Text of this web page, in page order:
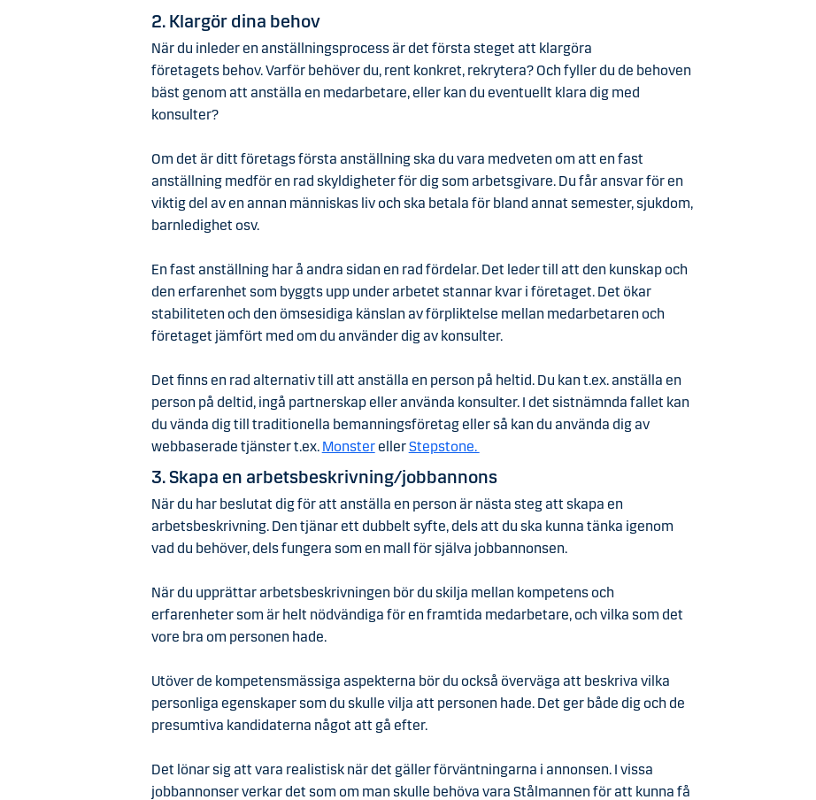
2. Klargör dina behov
När du inleder en anställningsprocess är det första steget att klargöra
företagets behov. Varför behöver du, rent konkret, rekrytera? Och fyller du de behoven
bäst genom att anställa en medarbetare, eller kan du eventuellt klara dig med
konsulter?
Om det är ditt företags första anställning ska du vara medveten om att en fast
anställning medför en rad skyldigheter för dig som arbetsgivare. Du får ansvar för en
viktig del av en annan människas liv och ska betala för bland annat semester, sjukdom,
barnledighet osv.
En fast anställning har å andra sidan en rad fördelar. Det leder till att den kunskap och
den erfarenhet som byggts upp under arbetet stannar kvar i företaget. Det ökar
stabiliteten och den ömsesidiga känslan av förpliktelse mellan medarbetaren och
företaget jämfört med om du använder dig av konsulter.
Det finns en rad alternativ till att anställa en person på heltid. Du kan t.ex. anställa en
person på deltid, ingå partnerskap eller använda konsulter. I det sistnämnda fallet kan
du vända dig till traditionella bemanningsföretag eller så kan du använda dig av
webbaserade tjänster t.ex. MonsterellerStepstone.
3. Skapa en arbetsbeskrivning/jobbannons
När du har beslutat dig för att anställa en person är nästa steg att skapa en
arbetsbeskrivning. Den tjänar ett dubbelt syfte, dels att du ska kunna tänka igenom
vad du behöver, dels fungera som en mall för själva jobbannonsen.
När du upprättar arbetsbeskrivningen bör du skilja mellan kompetens och
erfarenheter som är helt nödvändiga för en framtida medarbetare, och vilka som det
vore bra om personen hade.
Utöver de kompetensmässiga aspekterna bör du också överväga att beskriva vilka
personliga egenskaper som du skulle vilja att personen hade. Det ger både dig och de
presumtiva kandidaterna något att gå efter.
Det lönar sig att vara realistisk när det gäller förväntningarna i annonsen. I vissa
jobbannonser verkar det som om man skulle behöva vara Stålmannen för att kunna få